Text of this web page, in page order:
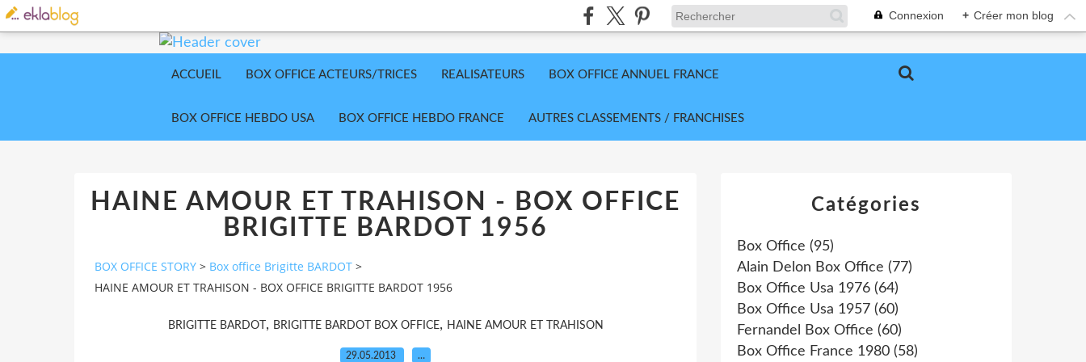
Connexion + Créer mon blog
ACCUEIL BOX OFFICE ACTEURS/TRICES REALISATEURS BOX OFFICE ANNUEL FRANCE
BOX OFFICE HEBDO USA BOX OFFICE HEBDO FRANCE AUTRES CLASSEMENTS / FRANCHISES
HAINE AMOUR ET TRAHISON - BOX OFFICE
BRIGITTE BARDOT 1956
BOX OFFICE STORY > Box office Brigitte BARDOT >
HAINE AMOUR ET TRAHISON - BOX OFFICE BRIGITTE BARDOT 1956
BRIGITTE BARDOT , BRIGITTE BARDOT BOX OFFICE, HAINE AMOUR ET TRAHISON
29.05.2013 …
Catégories
Box Office (95)
Alain Delon Box Office (77)
Box Office Usa 1976 (64)
Box Office Usa 1957 (60)
Fernandel Box Office (60)
Box Office France 1980 (58)